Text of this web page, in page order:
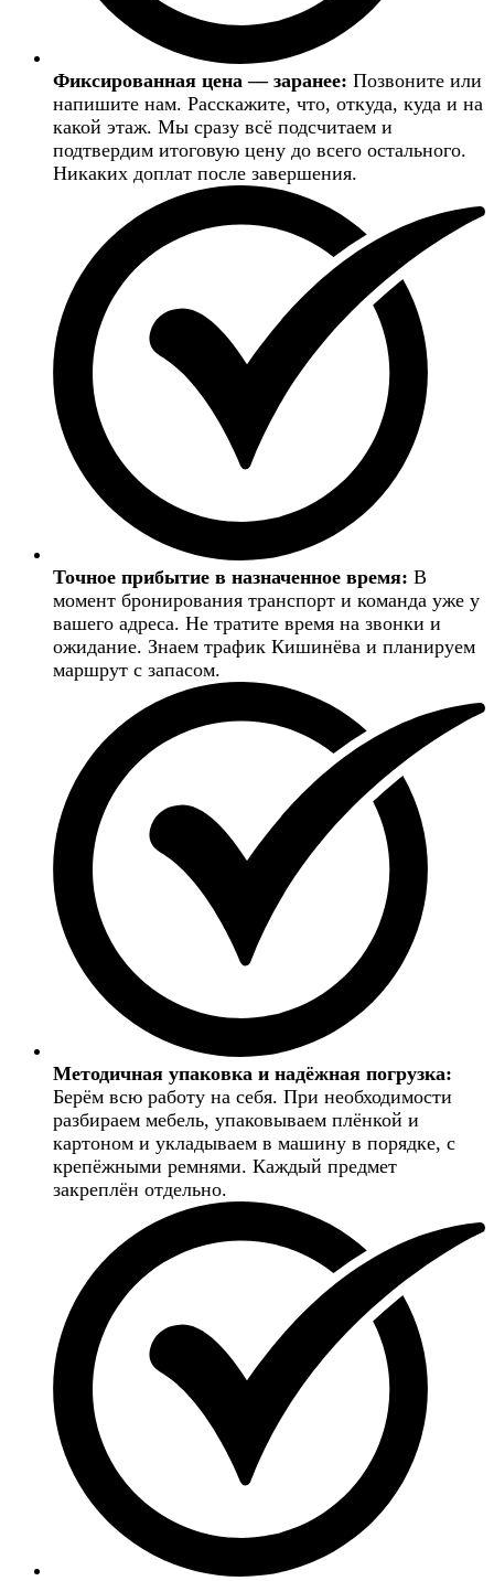
Фиксированная цена — заранее: Позвоните или
напишите нам. Расскажите, что, откуда, куда и на
какой этаж. Мы сразу всё подсчитаем и
подтвердим итоговую цену до всего остального.
Никаких доплат после завершения.
Точное прибытие в назначенное время: В
момент бронирования транспорт и команда уже у
вашего адреса. Не тратите время на звонки и
ожидание. Знаем трафик Кишинёва и планируем
маршрут с запасом.
Методичная упаковка и надёжная погрузка:
Берём всю работу на себя. При необходимости
разбираем мебель, упаковываем плёнкой и
картоном и укладываем в машину в порядке, с
крепёжными ремнями. Каждый предмет
закреплён отдельно.